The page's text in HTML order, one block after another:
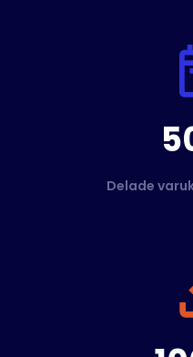
Delade